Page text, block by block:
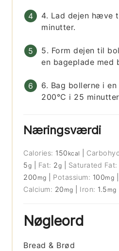
4. Lad dejen hæve
minutter.
5. Form dejen til
en bageplade med
6. Bag bollerne i
200°C i 25
Næringsværdi
Calories: 150 kcal
5g Fat: 2g Saturated Fat:
200 mg Potassium: 100mg
Calcium: 20 mg Iron: 1.5 mg
Nøgleord
Bread & Brød